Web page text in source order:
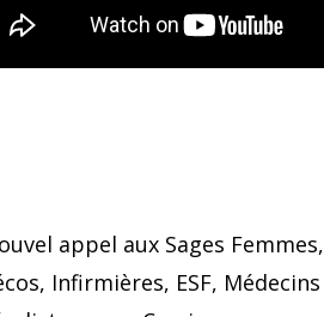
appel aux Sages Femmes,
Infirmières, ESF, Médecins